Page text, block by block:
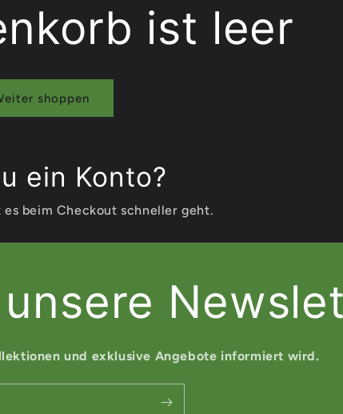
ist leer
shoppen
ein Konto?
es beim Checkout schneller geht.
und exklusive Angebote informiert wird.